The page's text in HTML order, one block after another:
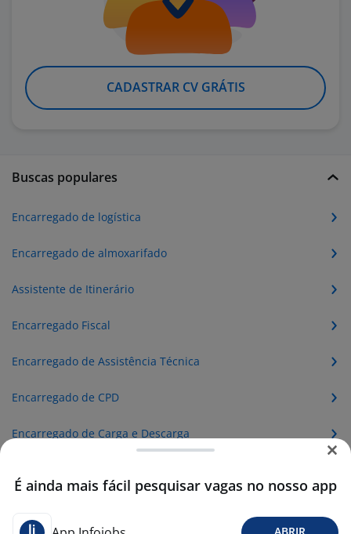
CADASTRAR CV GRÁTIS
Buscas populares
Encarregado de logística
Encarregado de almoxarifado
Assistente de Itinerário
Encarregado Fiscal
Encarregado de Assistência Técnica
Encarregado de CPD
Encarregado de Carga e Descarga
É ainda mais fácil pesquisar vagas no nosso app